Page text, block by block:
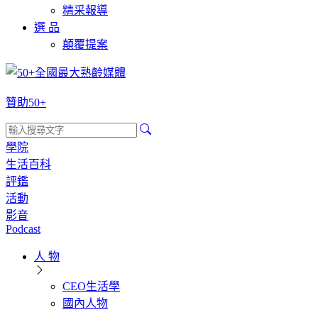
精采報導
選 品
顛覆提案
贊助50+
學院
生活百科
評鑑
活動
影音
Podcast
人 物
CEO生活學
國內人物